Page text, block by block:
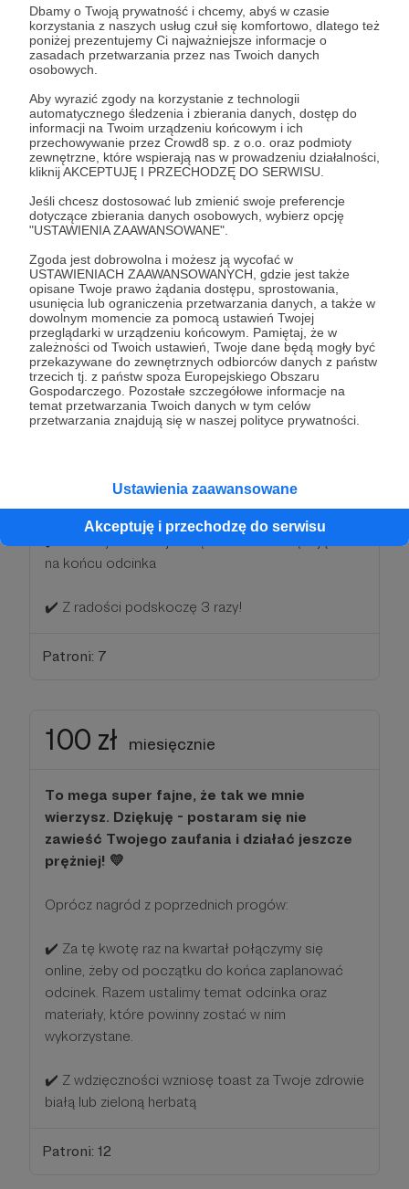
Dbamy o Twoją prywatność i chcemy, abyś w czasie
korzystania z naszych usług czuł się komfortowo, dlatego też
poniżej prezentujemy Ci najważniejsze informacje o
zasadach przetwarzania przez nas Twoich danych
osobowych.
Aby wyrazić zgody na korzystanie z technologii
automatycznego śledzenia i zbierania danych, dostęp do
informacji na Twoim urządzeniu końcowym i ich
przechowywanie przez Crowd8 sp. z o.o. oraz podmioty
zewnętrzne, które wspierają nas w prowadzeniu działalności,
kliknij AKCEPTUJĘ I PRZECHODZĘ DO SERWISU.
Jeśli chcesz dostosować lub zmienić swoje preferencje
dotyczące zbierania danych osobowych, wybierz opcję
"USTAWIENIA ZAAWANSOWANE".
Zgoda jest dobrowolna i możesz ją wycofać w
USTAWIENIACH ZAAWANSOWANYCH, gdzie jest także
opisane Twoje prawo żądania dostępu, sprostowania,
usunięcia lub ograniczenia przetwarzania danych, a także w
dowolnym momencie za pomocą ustawień Twojej
przeglądarki w urządzeniu końcowym. Pamiętaj, że w
zależności od Twoich ustawień, Twoje dane będą mogły być
przekazywane do zewnętrznych odbiorców danych z państw
trzecich tj. z państw spoza Europejskiego Obszaru
Gospodarczego. Pozostałe szczegółowe informacje na
temat przetwarzania Twoich danych w tym celów
przetwarzania znajdują się w naszej polityce prywatności.
Ustawienia zaawansowane
Akceptuję i przechodzę do serwisu
✔️ Dostęp do filmów składających się ze
wszystkich niewykorzystanych materiałów z
większości odcinków - również do przeszłych,
które znajdziesz wśród postów na Patronite
✔️ Imienne podziękowania na planszy w odcinku
✔️ Moją nieopisaną wdzięczność
70 zł miesięcznie
Co tu dużo opowiadać. Dzięki Twojemu
wsparciu odcinki Dzikiego Ucha będą
wyglądać jeszcze lepiej!
Oprócz nagród z poprzednich progów:
na końcu odcinka
✔️ Z radości podskoczę 3 razy!
Patroni: 7
100 zł miesięcznie
To mega super fajne, że tak we mnie
wierzysz. Dziękuję - postaram się nie
zawieść Twojego zaufania i działać jeszcze
prężniej! 💛
Oprócz nagród z poprzednich progów:
✔️ Za tę kwotę raz na kwartał połączymy się
online, żeby od początku do końca zaplanować
odcinek. Razem ustalimy temat odcinka oraz
materiały, które powinny zostać w nim
wykorzystane.
✔️ Z wdzięczności wzniosę toast za Twoje zdrowie
białą lub zieloną herbatą
Patroni: 12